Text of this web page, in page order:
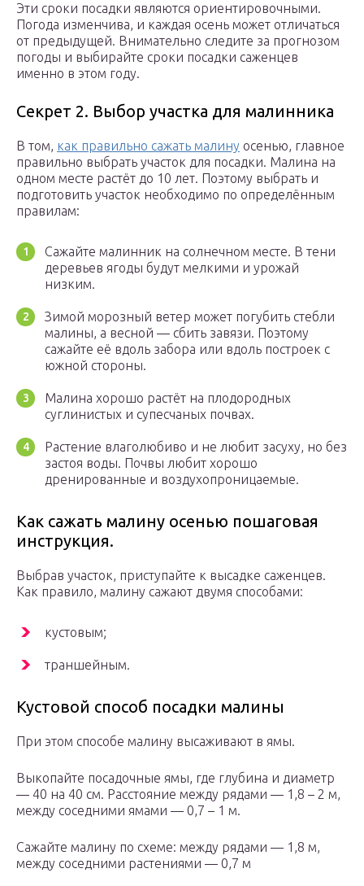
Эти сроки посадки являются ориентировочными.
Погода изменчива, и каждая осень может отличаться
от предыдущей. Внимательно следите за прогнозом
погоды и выбирайте сроки посадки саженцев
именно в этом году.
Секрет 2. Выбор участка для малинника
В том, как правильно сажать малину осенью, главное
правильно выбрать участок для посадки. Малина на
одном месте растёт до 10 лет. Поэтому выбрать и
подготовить участок необходимо по определённым
правилам:
Сажайте малинник на солнечном месте. В тени
деревьев ягоды будут мелкими и урожай
низким.
Зимой морозный ветер может погубить стебли
малины, а весной — сбить завязи. Поэтому
сажайте её вдоль забора или вдоль построек с
южной стороны.
Малина хорошо растёт на плодородных
суглинистых и супесчаных почвах.
Растение влаголюбиво и не любит засуху, но без
застоя воды. Почвы любит хорошо
дренированные и воздухопроницаемые.
Как сажать малину осенью пошаговая
инструкция.
Выбрав участок, приступайте к высадке саженцев.
Как правило, малину сажают двумя способами:
кустовым;
траншейным.
Кустовой способ посадки малины
При этом способе малину высаживают в ямы.
Выкопайте посадочные ямы, где глубина и диаметр
— 40 на 40 см. Расстояние между рядами — 1,8 – 2 м,
между соседними ямами — 0,7 – 1 м.
Сажайте малину по схеме: между рядами — 1,8 м,
между соседними растениями — 0,7 м